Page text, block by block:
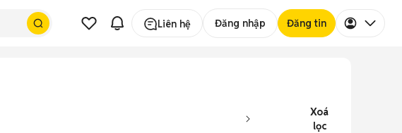
Liên hệ Đăng nhập Đăng tin
Xoá
lọc